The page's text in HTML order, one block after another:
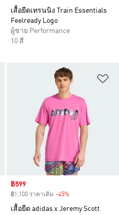
เสื้อยืดเทรนนิง Train Essentials
Feelready Logo
ผู้ชาย Performance
10 สี
เพิ่มไปยังรายการสินค้าโปรด
Sale price
฿599
฿1,100 ราคาเดิม -45%
เสื้อยืด adidas x Jeremy Scott